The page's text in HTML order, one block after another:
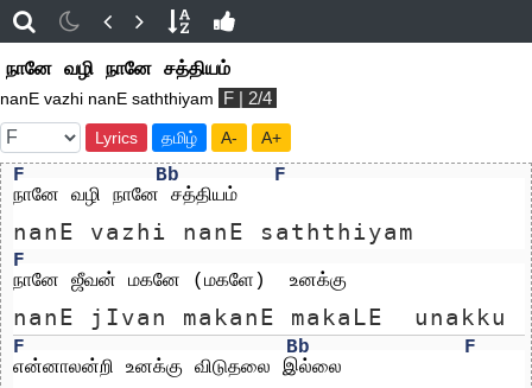
நானே வழி நானே சத்தியம்
nanE vazhi nanE saththiyam F | 2/4
Lyrics தமிழ் A- A+
F Bb
F
நானே வழி நானே சத்தியம்
nanE vazhi nanE saththiyam
F
நானே ஜீவன் மகனே (மகளே)  உனக்கு
nanE jIvan makanE makaLE  unakku
F Bb
F
என்னாலன்றி உனக்கு விடுதலை இல்லை